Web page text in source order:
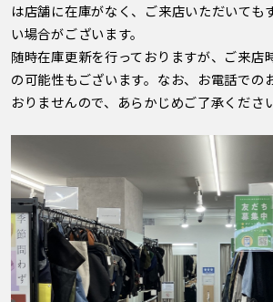
は店舗に在庫がなく、ご来店いただいても
い場合がございます。
随時在庫更新を行っておりますが、ご来店
の可能性もございます。なお、お電話での
おりませんので、あらかじめご了承ください